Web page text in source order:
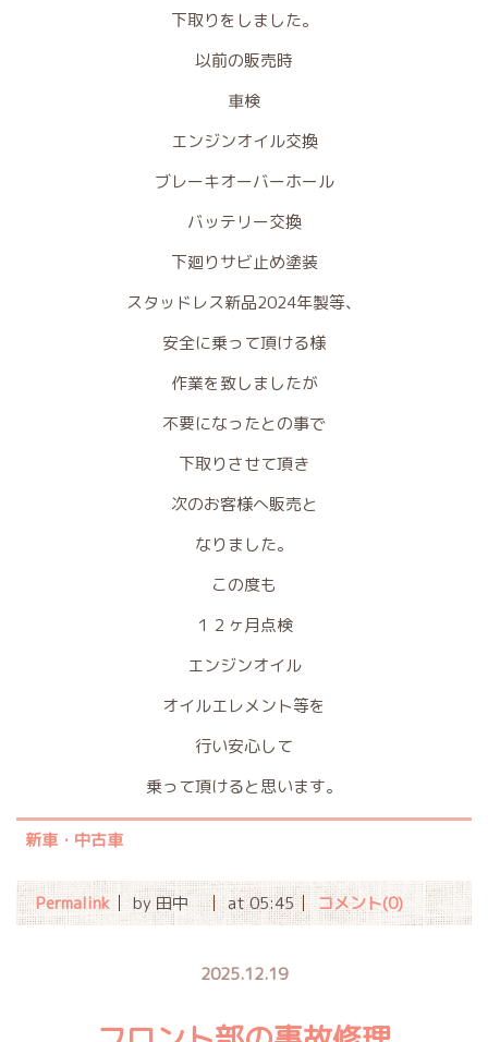
下取りをしました。
以前の販売時
車検
エンジンオイル交換
ブレーキオーバーホール
バッテリー交換
下廻りサビ止め塗装
スタッドレス新品2024年製等、
安全に乗って頂ける様
作業を致しましたが
不要になったとの事で
下取りさせて頂き
次のお客様へ販売と
なりました。
この度も
１２ヶ月点検
エンジンオイル
オイルエレメント等を
行い安心して
乗って頂けると思います。
新車・中古車
Permalink by 田中 at 05:45 コメント(0)
2025.12.19